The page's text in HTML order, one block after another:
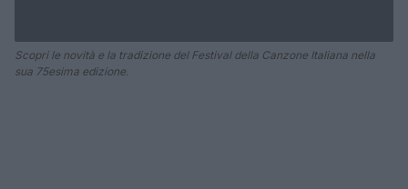
Scopri le novità e la tradizione del Festival della Canzone Italiana nella
sua 75esima edizione.